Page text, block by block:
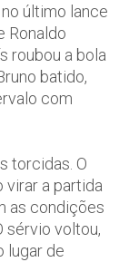
último lance
Ronaldo
roubou a bola
batido,
com
torcidas. O
virar a partida
as condições
sérvio voltou,
lugar de